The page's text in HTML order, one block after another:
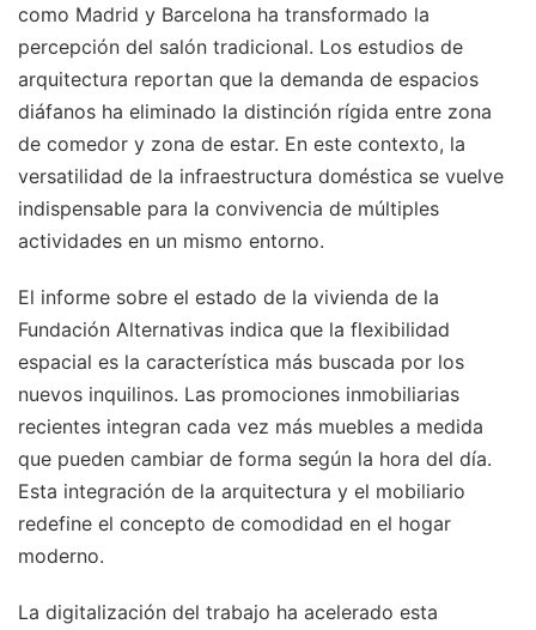
como Madrid y Barcelona ha transformado la
percepción del salón tradicional. Los estudios de
arquitectura reportan que la demanda de espacios
diáfanos ha eliminado la distinción rígida entre zona
de comedor y zona de estar. En este contexto, la
versatilidad de la infraestructura doméstica se vuelve
indispensable para la convivencia de múltiples
actividades en un mismo entorno.
El informe sobre el estado de la vivienda de la
Fundación Alternativas indica que la flexibilidad
espacial es la característica más buscada por los
nuevos inquilinos. Las promociones inmobiliarias
recientes integran cada vez más muebles a medida
que pueden cambiar de forma según la hora del día.
Esta integración de la arquitectura y el mobiliario
redefine el concepto de comodidad en el hogar
moderno.
La digitalización del trabajo ha acelerado esta